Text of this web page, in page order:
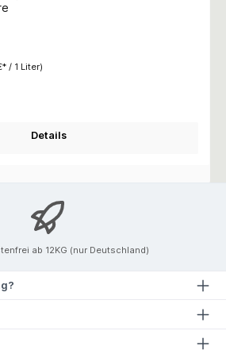
/ 1 Liter)
Details
ab 12KG (nur Deutschland)